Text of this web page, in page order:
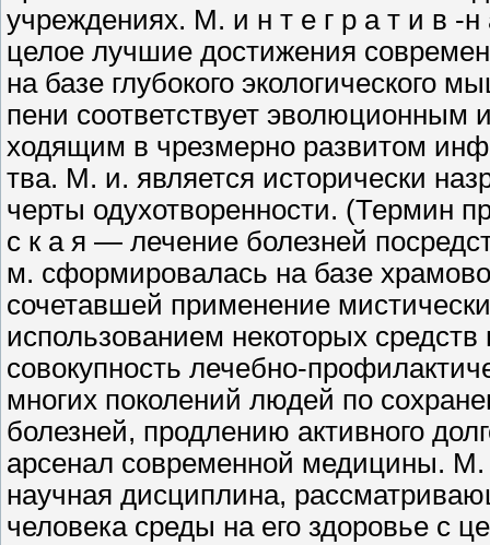
учреждениях. М. и н т е г р а т и в
целое лучшие достижения
на базе глубокого экологического
пени соответствует
ходящим в чрезмерно развитом
тва. М. и. является исторически
черты одухотворенности. (Термин
с к а я — лечение болезней
м. сформировалась на базе
сочетавшей применение
использованием неко­торых
совокупность лечеб­но-
многих поколений людей по
болезней, про­длению активного
арсенал совре­менной медицины. М.
научная дисцип­лина,
человека сре­ды на его здоровье с